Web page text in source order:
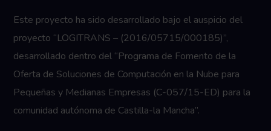
Este proyecto ha sido desarrollado bajo el auspicio del
proyecto “LOGITRANS – (2016/05715/000185)”,
desarrollado dentro del “Programa de Fomento de la
Oferta de Soluciones de Computación en la Nube para
Pequeñas y Medianas Empresas (C-057/15-ED) para la
comunidad autónoma de Castilla-la Mancha”.